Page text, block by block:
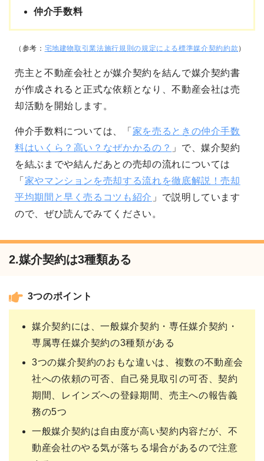
仲介手数料
（参考： 宅地建物取引業法施行規則の規定による標準媒介契約約款 ）
売主と不動産会社とが媒介契約を結んで媒介契約書
が作成されると正式な依頼となり、不動産会社は売
却活動を開始します。
仲介手数料については、「 家を売るときの仲介手数
料はいくら？高い？なぜかかるの？ 」で、媒介契約
を結ぶまでや結んだあとの売却の流れについては
「 家やマンションを売却する流れを徹底解説！売却
平均期間と早く売るコツも紹介 」で説明しています
ので、ぜひ読んでみてください。
2.媒介契約は3種類ある
3つのポイント
媒介契約には、一般媒介契約・専任媒介契約・
専属専任媒介契約の3種類がある
3つの媒介契約のおもな違いは、複数の不動産会
社への依頼の可否、自己発見取引の可否、契約
期間、レインズへの登録期間、売主への報告義
務の5つ
一般媒介契約は自由度が高い契約内容だが、不
動産会社のやる気が落ちる場合があるので注意